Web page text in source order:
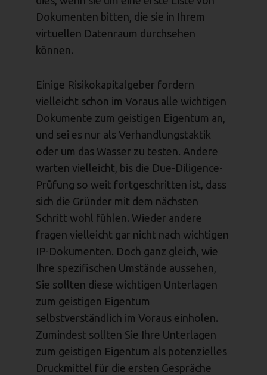
Dokumenten bitten, die sie in Ihrem
virtuellen Datenraum durchsehen
können.
Einige Risikokapitalgeber fordern
vielleicht schon im Voraus alle wichtigen
Dokumente zum geistigen Eigentum an,
und sei es nur als Verhandlungstaktik
oder um das Wasser zu testen. Andere
warten vielleicht, bis die Due-Diligence-
Prüfung so weit fortgeschritten ist, dass
sich die Gründer mit dem nächsten
Schritt wohl fühlen. Wieder andere
fragen vielleicht gar nicht nach wichtigen
IP-Dokumenten. Doch ganz gleich, wie
Ihre spezifischen Umstände aussehen,
Sie sollten diese wichtigen Unterlagen
zum geistigen Eigentum
selbstverständlich im Voraus einholen.
Zumindest sollten Sie Ihre Unterlagen
zum geistigen Eigentum als potenzielles
Druckmittel für die ersten Gespräche